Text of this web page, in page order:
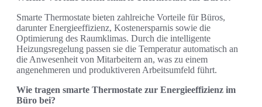
Smarte Thermostate bieten zahlreiche Vorteile für Büros,
darunter Energieeffizienz, Kostenersparnis sowie die
Optimierung des Raumklimas. Durch die intelligente
Heizungsregelung passen sie die Temperatur automatisch an
die Anwesenheit von Mitarbeitern an, was zu einem
angenehmeren und produktiveren Arbeitsumfeld führt.
Wie tragen smarte Thermostate zur Energieeffizienz im
Büro bei?